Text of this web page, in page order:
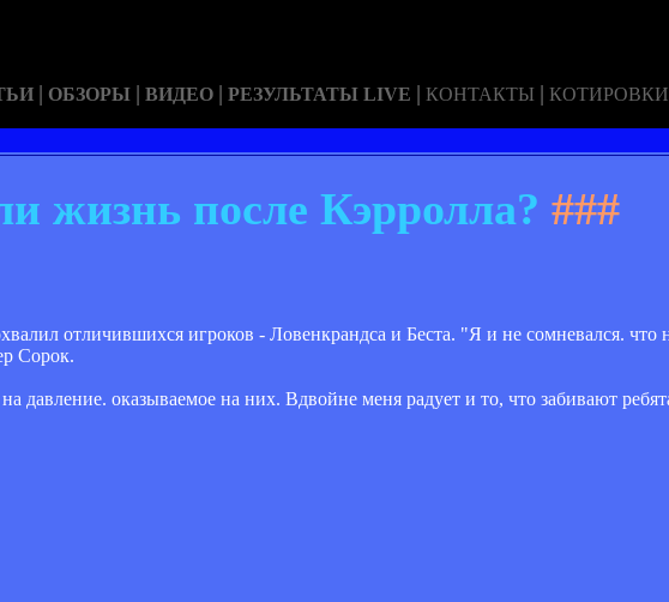
| ОБЗОРЫ | ВИДЕО | РЕЗУЛЬТАТЫ LIVE | КОНТАКТЫ | КОТИРОВКИ
жизнь после Кэрролла? ###
отличившихся игроков - Ловенкрандса и Беста. "Я и не сомневался. что
Сорок.
давление. оказываемое на них. Вдвойне меня радует и то, что забивают